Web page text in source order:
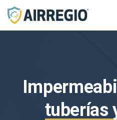
tuberías